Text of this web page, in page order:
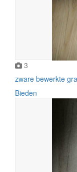
3
zware bewerkte
Bieden